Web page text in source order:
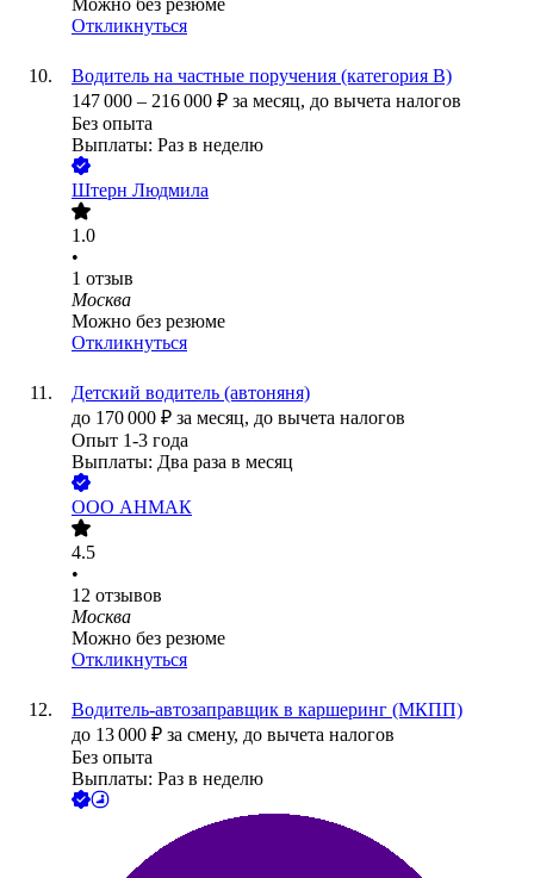
Можно без резюме
Откликнуться
Водитель на частные поручения (категория В)
147 000 – 216 000 ₽ за месяц, до вычета налогов
Без опыта
Выплаты: Раз в неделю
Штерн Людмила
1.0
•
1 отзыв
Москва
Можно без резюме
Откликнуться
Детский водитель (автоняня)
до 170 000 ₽ за месяц, до вычета налогов
Опыт 1-3 года
Выплаты: Два раза в месяц
ООО АНМАК
4.5
•
12 отзывов
Москва
Можно без резюме
Откликнуться
Водитель-автозаправщик в каршеринг (МКПП)
до 13 000 ₽ за смену, до вычета налогов
Без опыта
Выплаты: Раз в неделю